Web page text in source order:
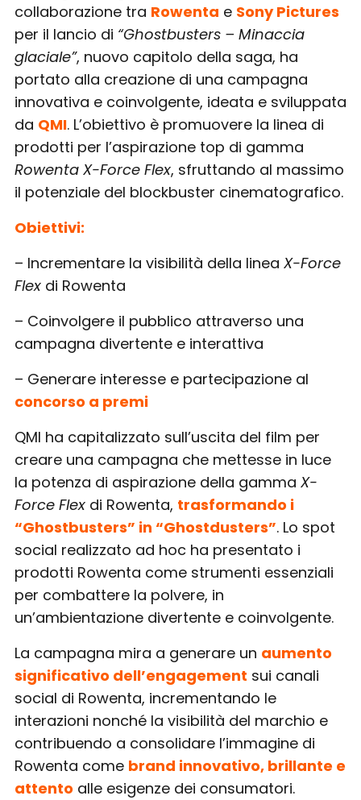
collaborazione tra Rowenta e Sony Pictures
per il lancio di “Ghostbusters – Minaccia
glaciale”, nuovo capitolo della saga, ha
portato alla creazione di una campagna
innovativa e coinvolgente, ideata e sviluppata
da QMI. L’obiettivo è promuovere la linea di
prodotti per l’aspirazione top di gamma
Rowenta X-Force Flex, sfruttando al massimo
il potenziale del blockbuster cinematografico.
Obiettivi:
– Incrementare la visibilità della linea X-Force
Flexdi Rowenta
– Coinvolgere il pubblico attraverso una
campagna divertente e interattiva
– Generare interesse e partecipazione al
concorso a premi
QMI ha capitalizzato sull’uscita del film per
creare una campagna che mettesse in luce
la potenza di aspirazione della gamma X-
Force Flexdi Rowenta, trasformando i
“Ghostbusters” in “Ghostdusters”. Lo spot
social realizzato ad hoc ha presentato i
prodotti Rowenta come strumenti essenziali
per combattere la polvere, in
un’ambientazione divertente e coinvolgente.
La campagna mira a generare un aumento
significativo dell’engagement sui canali
social di Rowenta, incrementando le
interazioni nonché la visibilità del marchio e
contribuendo a consolidare l’immagine di
Rowenta come brand innovativo, brillante e
attento alle esigenze dei consumatori.